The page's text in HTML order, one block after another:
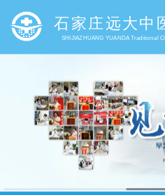
石家庄远大中
SHIJIAZHUANG YUANDA Traditional